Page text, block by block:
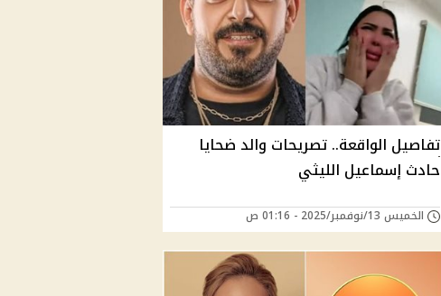
تفاصيل الواقعة.. تصريحات والد ضحايا
حادث إسماعيل الليثي
الخميس 13/نوفمبر/2025 - 01:16 ص